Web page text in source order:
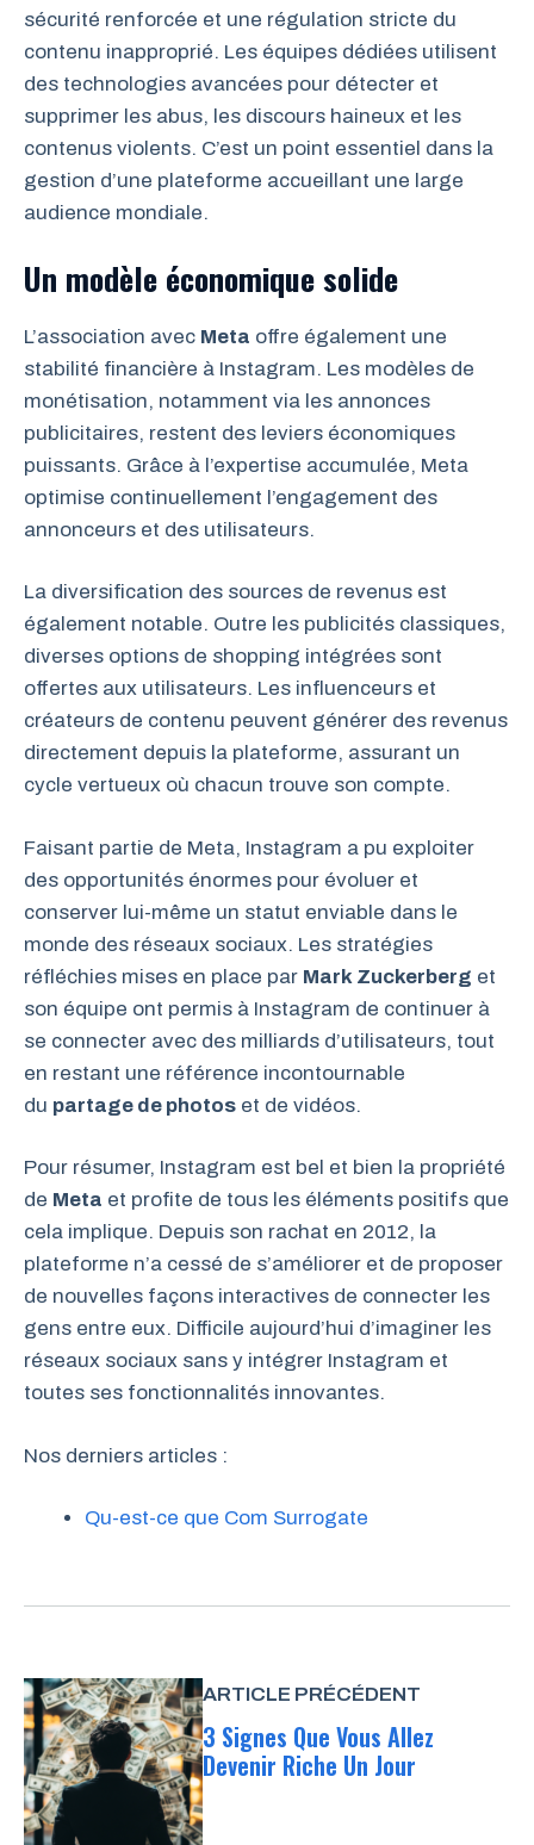
sécurité renforcée et une régulation stricte du
contenu inapproprié. Les équipes dédiées utilisent
des technologies avancées pour détecter et
supprimer les abus, les discours haineux et les
contenus violents. C’est un point essentiel dans la
gestion d’une plateforme accueillant une large
audience mondiale.
Un modèle économique solide
L’association avec Meta offre également une
stabilité financière à Instagram. Les modèles de
monétisation, notamment via les annonces
publicitaires, restent des leviers économiques
puissants. Grâce à l’expertise accumulée, Meta
optimise continuellement l’engagement des
annonceurs et des utilisateurs.
La diversification des sources de revenus est
également notable. Outre les publicités classiques,
diverses options de shopping intégrées sont
offertes aux utilisateurs. Les influenceurs et
créateurs de contenu peuvent générer des revenus
directement depuis la plateforme, assurant un
cycle vertueux où chacun trouve son compte.
Faisant partie de Meta, Instagram a pu exploiter
des opportunités énormes pour évoluer et
conserver lui-même un statut enviable dans le
monde des réseaux sociaux. Les stratégies
réfléchies mises en place par Mark Zuckerberg et
son équipe ont permis à Instagram de continuer à
se connecter avec des milliards d’utilisateurs, tout
en restant une référence incontournable
du partage de photos et de vidéos.
Pour résumer, Instagram est bel et bien la propriété
de Meta et profite de tous les éléments positifs que
cela implique. Depuis son rachat en 2012, la
plateforme n’a cessé de s’améliorer et de proposer
de nouvelles façons interactives de connecter les
gens entre eux. Difficile aujourd’hui d’imaginer les
réseaux sociaux sans y intégrer Instagram et
toutes ses fonctionnalités innovantes.
Nos derniers articles :
Qu-est-ce que Com Surrogate
ARTICLE PRÉCÉDENT
3 Signes Que Vous Allez
Devenir Riche Un Jour